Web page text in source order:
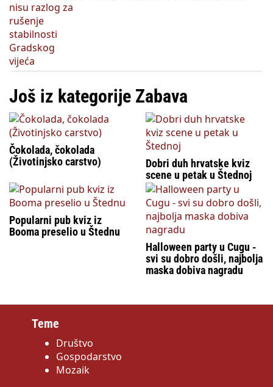
Još iz kategorije Zabava
Čokolada, čokolada
(Životinjsko carstvo)
Dobri duh hrvatske kviz
scene u petak u Štednoj
Popularni pub kviz iz
Booma preselio u Štednu
Halloween party u Cugu -
svi su dobro došli, najbolja
maska dobiva nagradu
Teme
Društvo
Gospodarstvo
Mozaik